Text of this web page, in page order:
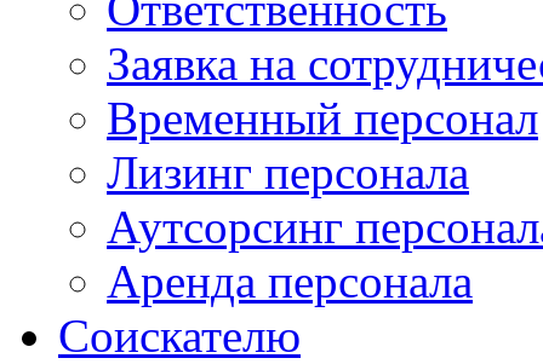
Заявка на
Временный персонал
Лизинг персонала
Аутсорсинг
Аренда персонала
Соискателю